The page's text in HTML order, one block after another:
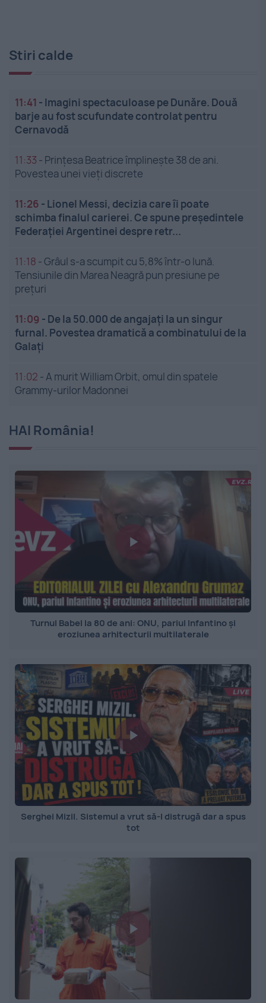
Stiri calde
11:41 - Imagini spectaculoase pe Dunăre. Două
barje au fost scufundate controlat pentru
Cernavodă
11:33 - Prințesa Beatrice împlinește 38 de ani.
Povestea unei vieți discrete
11:26 - Lionel Messi, decizia care îi poate
schimba finalul carierei. Ce spune președintele
Federației Argentinei despre retr...
11:18 -Grâul s-a scumpit cu 5,8% într-o lună.
Tensiunile din Marea Neagră pun presiune pe
prețuri
11:09 - De la 50.000 de angajați la un singur
furnal. Povestea dramatică a combinatului de la
Galați
11:02 -A murit William Orbit, omul din spatele
Grammy-urilor Madonnei
HAI România!
Turnul Babel la 80 de ani: ONU, pariul Infantino și
eroziunea arhitecturii multilaterale
Serghei Mizil. Sistemul a vrut să-l distrugă dar a spus
tot